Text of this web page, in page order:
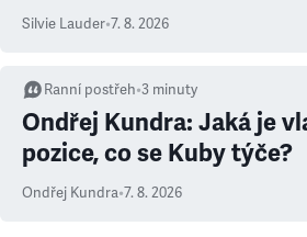
Silvie Lauder•7. 8. 2026
Ranní postřeh•3 minuty
Ondřej Kundra: Jaká je
pozice, co se Kuby týče?
Ondřej Kundra•7. 8. 2026